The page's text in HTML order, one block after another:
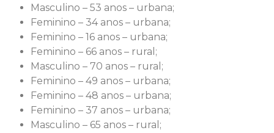
Masculino – 53 anos – urbana;
Feminino – 34 anos – urbana;
Feminino – 16 anos – urbana;
Feminino – 66 anos – rural;
Masculino – 70 anos – rural;
Feminino – 49 anos – urbana;
Feminino – 48 anos – urbana;
Feminino – 37 anos – urbana;
Masculino – 65 anos – rural;